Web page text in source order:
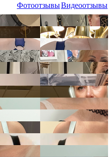
ФотоотзывыВидеоотзывы